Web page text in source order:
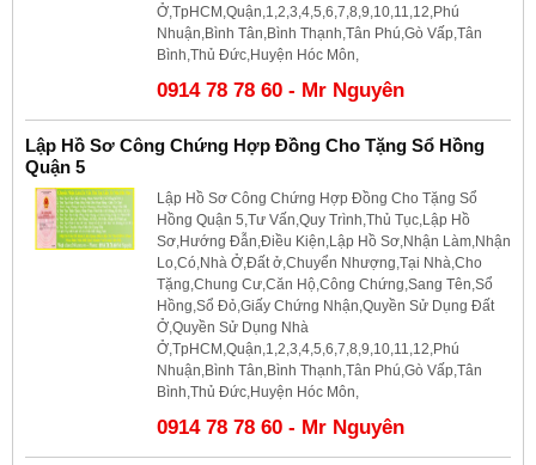
Ở,TpHCM,Quận,1,2,3,4,5,6,7,8,9,10,11,12,Phú
Nhuận,Bình Tân,Bình Thạnh,Tân Phú,Gò Vấp,Tân
Bình,Thủ Đức,Huyện Hóc Môn,
0914 78 78 60 - Mr Nguyên
Lập Hồ Sơ Công Chứng Hợp Đồng Cho Tặng Sổ Hồng
Quận 5
Lập Hồ Sơ Công Chứng Hợp Đồng Cho Tặng Sổ
Hồng Quận 5,Tư Vấn,Quy Trình,Thủ Tục,Lập Hồ
Sơ,Hướng Đẫn,Điều Kiện,Lập Hồ Sơ,Nhận Làm,Nhận
Lo,Có,Nhà Ở,Đất ở,Chuyển Nhượng,Tại Nhà,Cho
Tặng,Chung Cư,Căn Hộ,Công Chứng,Sang Tên,Sổ
Hồng,Sổ Đỏ,Giấy Chứng Nhận,Quyền Sử Dụng Đất
Ở,Quyền Sử Dụng Nhà
Ở,TpHCM,Quận,1,2,3,4,5,6,7,8,9,10,11,12,Phú
Nhuận,Bình Tân,Bình Thạnh,Tân Phú,Gò Vấp,Tân
Bình,Thủ Đức,Huyện Hóc Môn,
0914 78 78 60 - Mr Nguyên